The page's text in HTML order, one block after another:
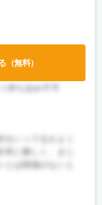
持ち込み不可
とは関係のないと
（無料）